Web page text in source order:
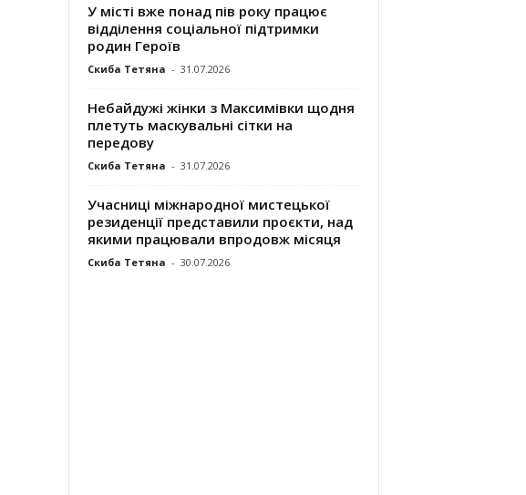
У місті вже понад пів року працює
відділення соціальної підтримки
родин Героїв
Скиба Тетяна - 31.07.2026
Небайдужі жінки з Максимівки щодня
плетуть маскувальні сітки на
передову
Скиба Тетяна - 31.07.2026
Учасниці міжнародної мистецької
резиденції представили проєкти, над
якими працювали впродовж місяця
Скиба Тетяна - 30.07.2026